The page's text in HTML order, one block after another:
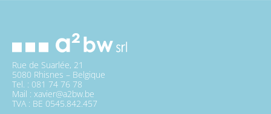
Rue de Suarlée, 21
5080 Rhisnes – Belgique
Tel. : 081 74 76 78
Mail : xavier@a2bw.be
TVA : BE 0545.842.457